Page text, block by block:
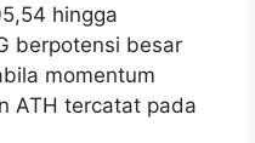
hingga
berpotensi besar
momentum
ATH tercatat pada